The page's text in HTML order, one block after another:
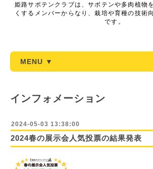
姫路サボテンクラブは、サボテンや多肉植物
くするメンバーからなり、栽培や育種の技術
です。
MENU ▼
インフォメーション
2024-05-03 13:38:00
2024春の展示会人気投票の結果発表